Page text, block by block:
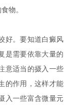
物。
。要知道白癜风
是需要依靠大量的
意适当的摄入一些
的作用，这样才能
入一些富含微量元